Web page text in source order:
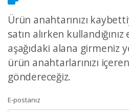
Ürün anahtarınızı
satın alırken
aşağıdaki alana girmeniz
ürün anahtarlarınızı
göndereceğiz.
E-postanız